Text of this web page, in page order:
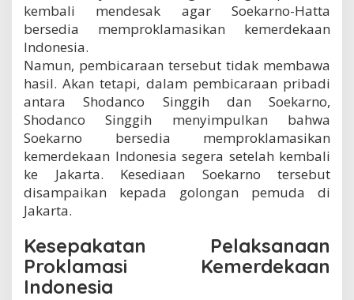
kembali mendesak agar Soekarno-Hatta
bersedia memproklamasikan kemerdekaan
Indonesia.
Namun, pembicaraan tersebut tidak membawa
hasil. Akan tetapi, dalam pembicaraan pribadi
antara Shodanco Singgih dan Soekarno,
Shodanco Singgih menyimpulkan bahwa
Soekarno bersedia memproklamasikan
kemerdekaan Indonesia segera setelah kembali
ke Jakarta. Kesediaan Soekarno tersebut
disampaikan kepada golongan pemuda di
Jakarta.
Kesepakatan Pelaksanaan
Proklamasi Kemerdekaan
Indonesia